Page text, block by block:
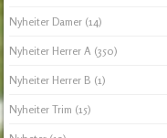
Nyheiter Damer (14)
Nyheiter Herrer A (350)
Nyheiter Herrer B (1)
Nyheiter Trim (15)